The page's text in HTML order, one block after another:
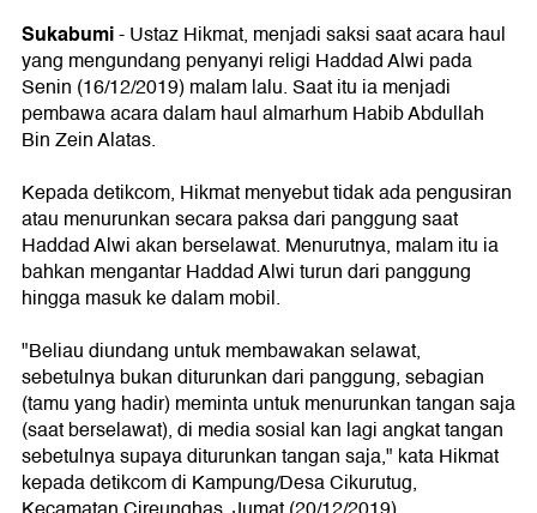
Sukabumi-Ustaz Hikmat, menjadi saksi saat acara haul
yang mengundang penyanyi religi Haddad Alwi pada
Senin (16/12/2019) malam lalu. Saat itu ia menjadi
pembawa acara dalam haul almarhum Habib Abdullah
Bin Zein Alatas.
Kepada detikcom, Hikmat menyebut tidak ada pengusiran
atau menurunkan secara paksa dari panggung saat
Haddad Alwi akan berselawat. Menurutnya, malam itu ia
bahkan mengantar Haddad Alwi turun dari panggung
hingga masuk ke dalam mobil.
"Beliau diundang untuk membawakan selawat,
sebetulnya bukan diturunkan dari panggung, sebagian
(tamu yang hadir) meminta untuk menurunkan tangan saja
(saat berselawat), di media sosial kan lagi angkat tangan
sebetulnya supaya diturunkan tangan saja," kata Hikmat
kepada detikcom di Kampung/Desa Cikurutug,